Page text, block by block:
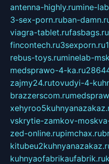
antenna-highly.rumine-
3-sex-porn.ruban-
viagra-tablet.rufasbags.ru
fincontech.ru3sexporn.ru
rebus-toys.ruminelab-
medsprawo-4-ka.ru
zajmy24.rutovudyi-4-
brazzerscom.ru
vskrytie-zamkov-
zed-online.rupimchax.ru
kuhnyaofabrikaufabrik.ru